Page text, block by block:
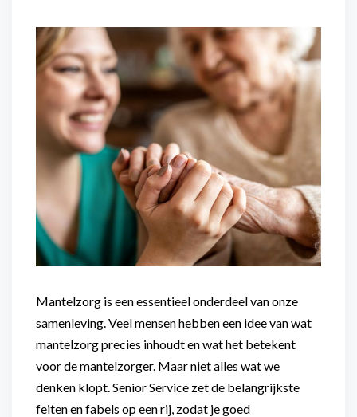
Diensten voor
organisaties
Maaltijdondersteuning
Mantelzorger van de zaak
Altijd in de buurt
Snel geregeld
Mantelzorg is een essentieel onderdeel van onze
samenleving. Veel mensen hebben een idee van wat
mantelzorg precies inhoudt en wat het betekent
voor de mantelzorger. Maar niet alles wat we
denken klopt. Senior Service zet de belangrijkste
feiten en fabels op een rij, zodat je goed